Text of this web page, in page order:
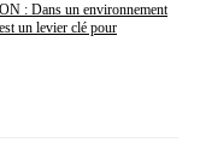
: Dans un environnement
un levier clé pour